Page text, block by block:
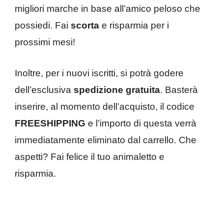
migliori marche in base all’amico peloso che
possiedi. Fai scorta e risparmia per i
prossimi mesi!
Inoltre, per i nuovi iscritti, si potrà godere
dell’esclusiva spedizione gratuita. Basterà
inserire, al momento dell’acquisto, il codice
FREESHIPPING e l’importo di questa verrà
immediatamente eliminato dal carrello. Che
aspetti? Fai felice il tuo animaletto e
risparmia.